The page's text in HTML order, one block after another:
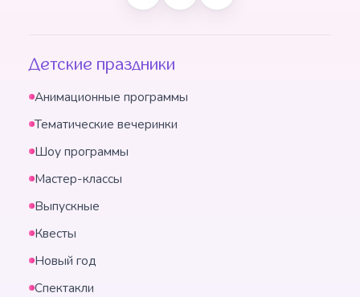
Детские праздники
Анимационные программы
Тематические вечеринки
Шоу программы
Мастер-классы
Выпускные
Квесты
Новый год
Спектакли